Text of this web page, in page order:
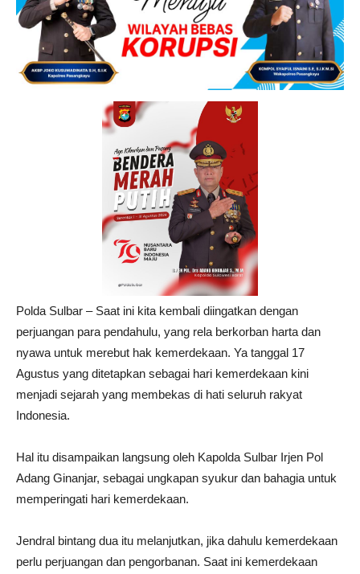
Polda Sulbar – Saat ini kita kembali diingatkan dengan
perjuangan para pendahulu, yang rela berkorban harta dan
nyawa untuk merebut hak kemerdekaan. Ya tanggal 17
Agustus yang ditetapkan sebagai hari kemerdekaan kini
menjadi sejarah yang membekas di hati seluruh rakyat
Indonesia.
Hal itu disampaikan langsung oleh Kapolda Sulbar Irjen Pol
Adang Ginanjar, sebagai ungkapan syukur dan bahagia untuk
memperingati hari kemerdekaan.
Jendral bintang dua itu melanjutkan, jika dahulu kemerdekaan
perlu perjuangan dan pengorbanan. Saat ini kemerdekaan